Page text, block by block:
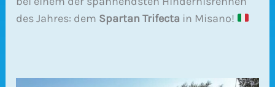
des Jahres: dem Spartan Trifecta in Misano!